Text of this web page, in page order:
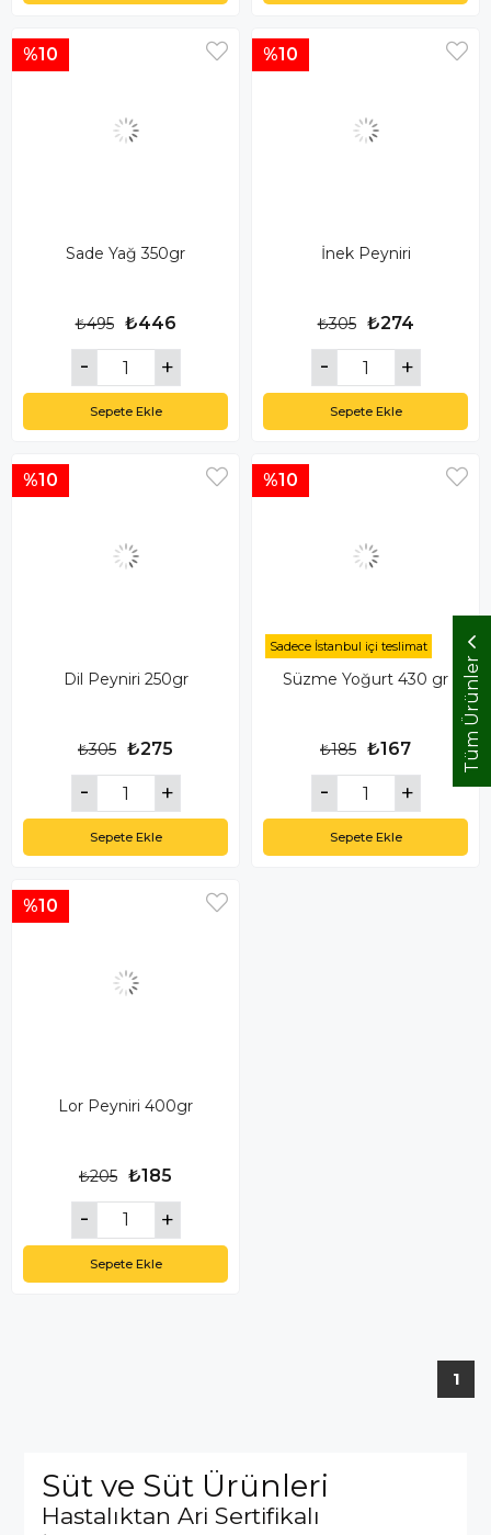
Tüm Ürünler
Sade Yağ 350gr
₺446
₺495
Sepete Ekle
%10
İnek Peyniri
₺274
₺305
Sepete Ekle
%10
Dil Peyniri 250gr
₺275
₺305
Sepete Ekle
%10
Süzme Yoğurt 430 gr
₺167
₺185
Sepete Ekle
%10
Sadece İstanbul içi teslimat
Lor Peyniri 400gr
₺185
₺205
Sepete Ekle
%10
1
Süt ve Süt Ürünleri
Hastalıktan Ari Sertifikalı